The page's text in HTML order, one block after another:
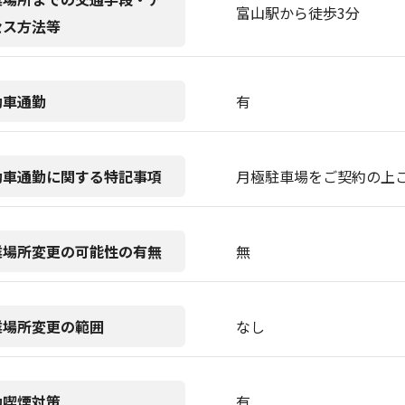
方法等
富山駅から徒歩3分
通勤 有
通勤に関する特記事項 月極駐車場をご契約の上
所変更の可能性の有無 無
所変更の範囲 なし